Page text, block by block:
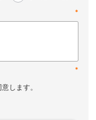
*
*
します。